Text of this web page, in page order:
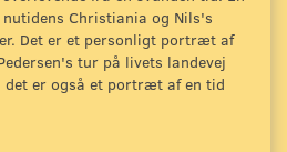
Christiania og Nils's
Det er et personligt portræt af
tur på livets landevej
er også et portræt af en tid